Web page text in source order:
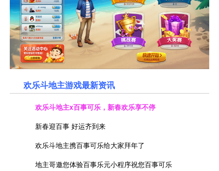
欢乐斗地主游戏最新资讯
欢乐斗地主x百事可乐，新春欢乐享不停
新春迎百事 好运齐到来
欢乐斗地主携百事可乐给大家拜年了
地主哥邀您体验百事乐元小程序祝您百事可乐